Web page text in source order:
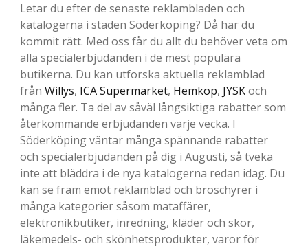
Letar du efter de senaste reklambladen och
katalogerna i staden Söderköping? Då har du
kommit rätt. Med oss får du allt du behöver veta om
alla specialerbjudanden i de mest populära
butikerna. Du kan utforska aktuella reklamblad
från Willys, ICA Supermarket, Hemköp, JYSKoch
många fler. Ta del av såväl långsiktiga rabatter som
återkommande erbjudanden varje vecka. I
Söderköping väntar många spännande rabatter
och specialerbjudanden på dig i Augusti, så tveka
inte att bläddra i de nya katalogerna redan idag. Du
kan se fram emot reklamblad och broschyrer i
många kategorier såsom mataffärer,
elektronikbutiker, inredning, kläder och skor,
läkemedels- och skönhetsprodukter, varor för